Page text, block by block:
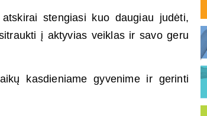
stengiasi kuo daugiau judėti,
į aktyvias veiklas ir savo geru
kasdieniame gyvenime ir gerinti